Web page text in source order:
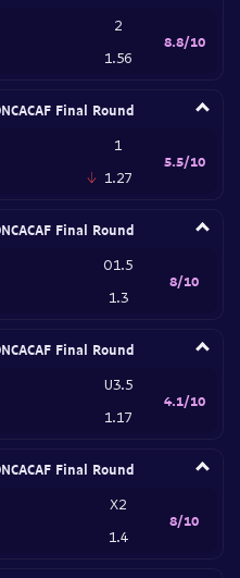
2
1.56
8.8/10
Final Round
1
1.27
5.5/10
Final Round
O1.5
1.3
8/10
Final Round
U3.5
1.17
4.1/10
Final Round
X2
1.4
8/10